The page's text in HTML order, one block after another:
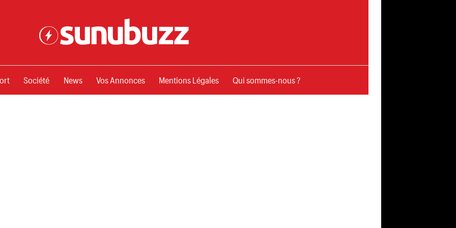
Société News Vos Annonces Mentions Légales Qui sommes-nous ?